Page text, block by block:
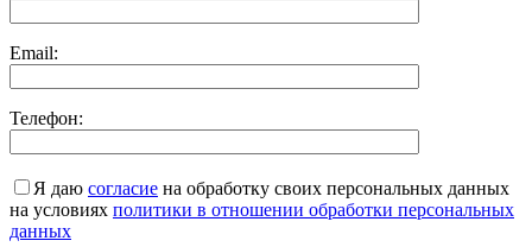
Email:
Телефон:
Я даю согласие на обработку своих персональных данных
на условиях политики в отношении обработки персональных
данных